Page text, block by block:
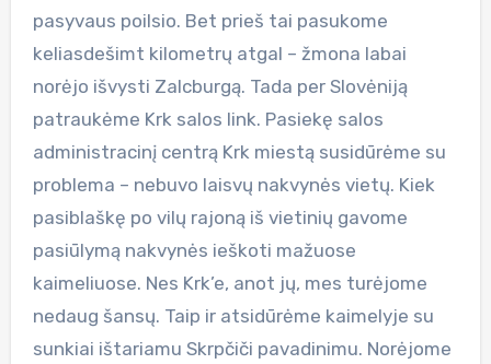
pasyvaus poilsio. Bet prieš tai pasukome
keliasdešimt kilometrų atgal – žmona labai
norėjo išvysti Zalcburgą. Tada per Slovėniją
patraukėme Krk salos link. Pasiekę salos
administracinį centrą Krk miestą susidūrėme su
problema – nebuvo laisvų nakvynės vietų. Kiek
pasiblaškę po vilų rajoną iš vietinių gavome
pasiūlymą nakvynės ieškoti mažuose
kaimeliuose. Nes Krk’e, anot jų, mes turėjome
nedaug šansų. Taip ir atsidūrėme kaimelyje su
sunkiai ištariamu Skrpčiči pavadinimu. Norėjome